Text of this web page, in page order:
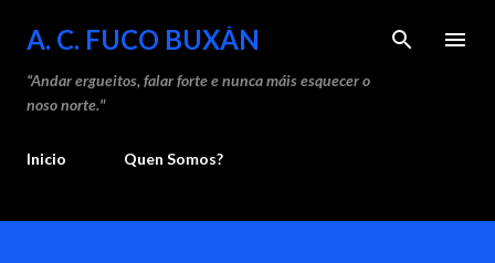
A. C. FUCO BUXÁN
“Andar ergueitos, falar forte e nunca máis esquecer o
noso norte."
Inicio Quen Somos?